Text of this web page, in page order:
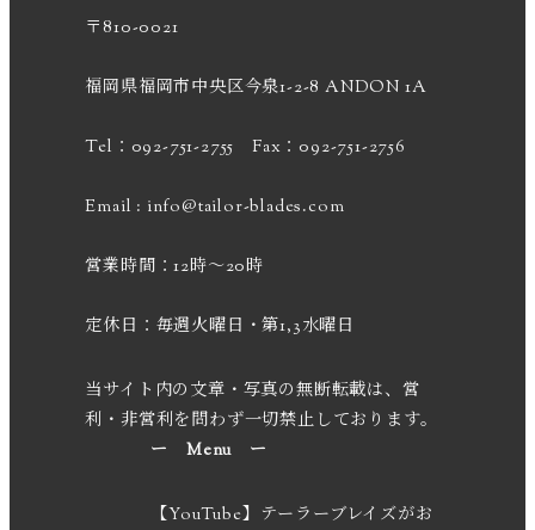
〒810-0021
福岡県福岡市中央区今泉1-2-8 ANDON 1A
Tel：092-751-2755 Fax：092-751-2756
Email : info@tailor-blades.com
営業時間：12時～20時
定休日：毎週火曜日・第1,3水曜日
当サイト内の文章・写真の無断転載は、営
利・非営利を問わず一切禁止しております。
ー Menu ー
【YouTube】テーラーブレイズがお